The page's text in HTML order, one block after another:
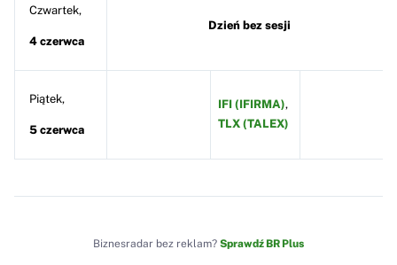
Czwartek,
4 czerwca
Dzień bez sesji
Piątek,
5 czerwca
IFI (IFIRMA),
TLX (TALEX)
Biznesradar bez reklam? Sprawdź BR Plus